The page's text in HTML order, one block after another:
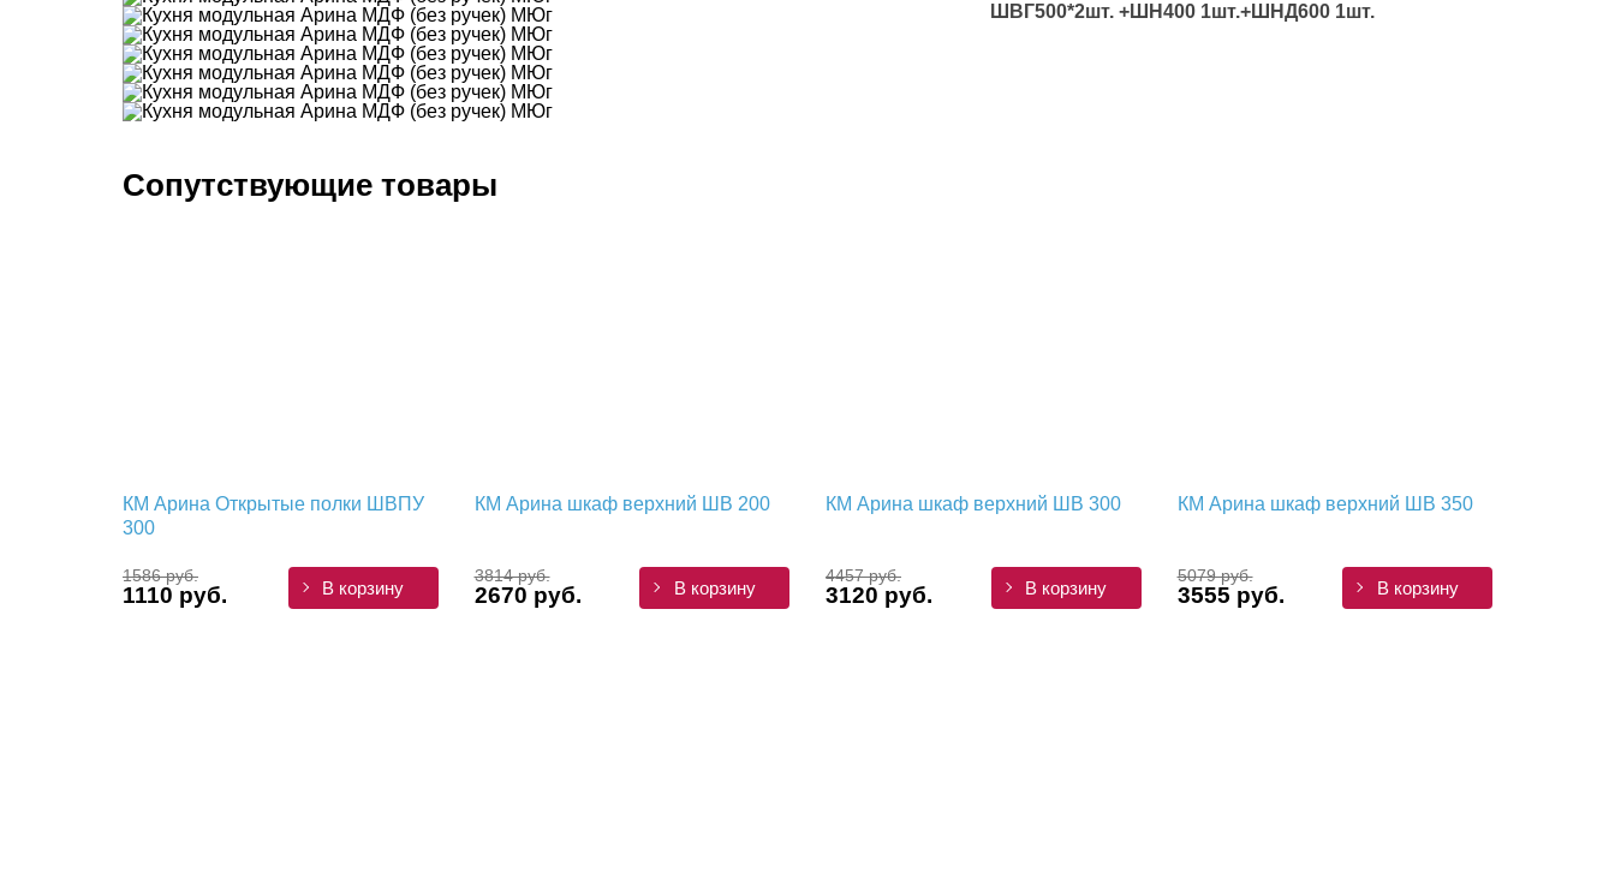
ШВГ500*2шт. +ШН400 1шт.+ШНД600 1шт.
Сопутствующие товары
КМ Арина Открытые полки ШВПУ
300
1586 руб.
1110 руб. В корзину
КМ Арина шкаф верхний ШВ 200
3814 руб.
2670 руб. В корзину
КМ Арина шкаф верхний ШВ 300
4457 руб.
3120 руб. В корзину
КМ Арина шкаф верхний ШВ 350
5079 руб.
3555 руб. В корзину